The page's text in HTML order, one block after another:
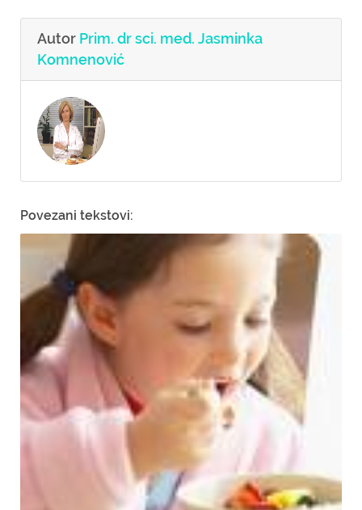
Autor Prim. dr sci. med. Jasminka
Komnenović
Povezani tekstovi: